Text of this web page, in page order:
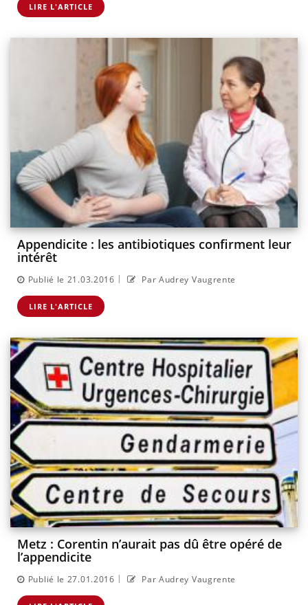
LIRE L'ARTICLE
Appendicite : les antibiotiques confirment leur
intérêt
Publié le 21.03.2016 | Par Audrey Vaugrente
LIRE L'ARTICLE
Metz : Corentin n’aurait pas dû être opéré de
l’appendicite
Publié le 27.01.2016 | Par Audrey Vaugrente